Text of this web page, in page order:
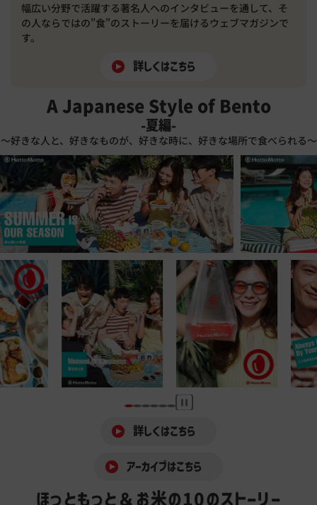
幅広い分野で活躍する著名人へのインタビューを通して、 そ
の人ならではの"食"のストーリーを届けるウェブマガジンで
す。
詳しくはこちら
A Japanese Style of Bento
-夏編-
～好きな人と、好きなものが、好きな時に、好きな場所で食べられる～
詳しくはこちら
アーカイブはこちら
ほっともっと＆お米の10のストーリー